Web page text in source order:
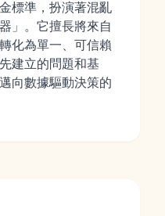
標準，扮演著混亂
」。它擅長將來自
化為單一、可信賴
建立的問題和基
向數據驅動決策的